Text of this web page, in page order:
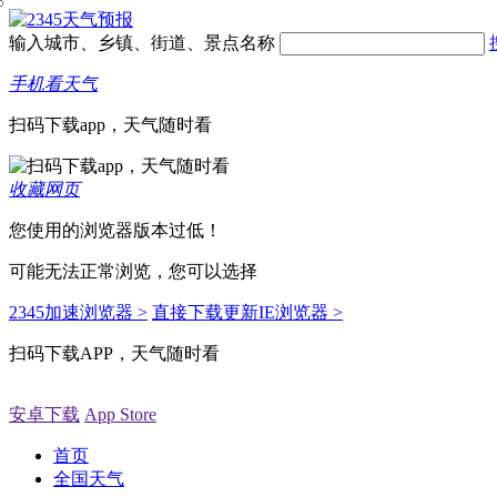
输入城市、乡镇、街道、景点名称
手机看天气
扫码下载app，天气随时看
收藏网页
您使用的浏览器版本过低！
可能无法正常浏览，您可以选择
2345加速浏览器 > 直接下载更新IE浏览器 >
扫码下载APP，天气随时看
安卓下载 App Store
首页
全国天气